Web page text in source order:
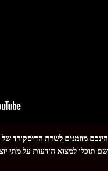
הינכם מוזמנים לשרת הדיסקורד
שם תוכלו למצוא הודעות על מתי